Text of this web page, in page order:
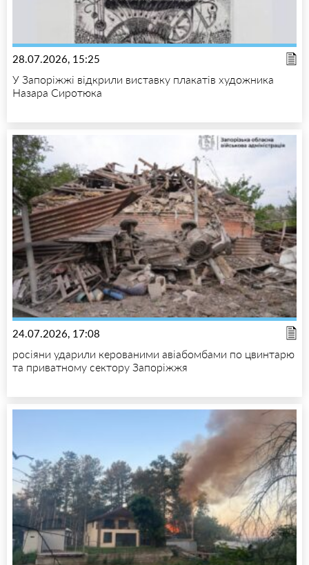
28.07.2026, 15:25
У Запоріжжі відкрили виставку плакатів художника
Назара Сиротюка
24.07.2026, 17:08
росіяни ударили керованими авіабомбами по цвинтарю
та приватному сектору Запоріжжя